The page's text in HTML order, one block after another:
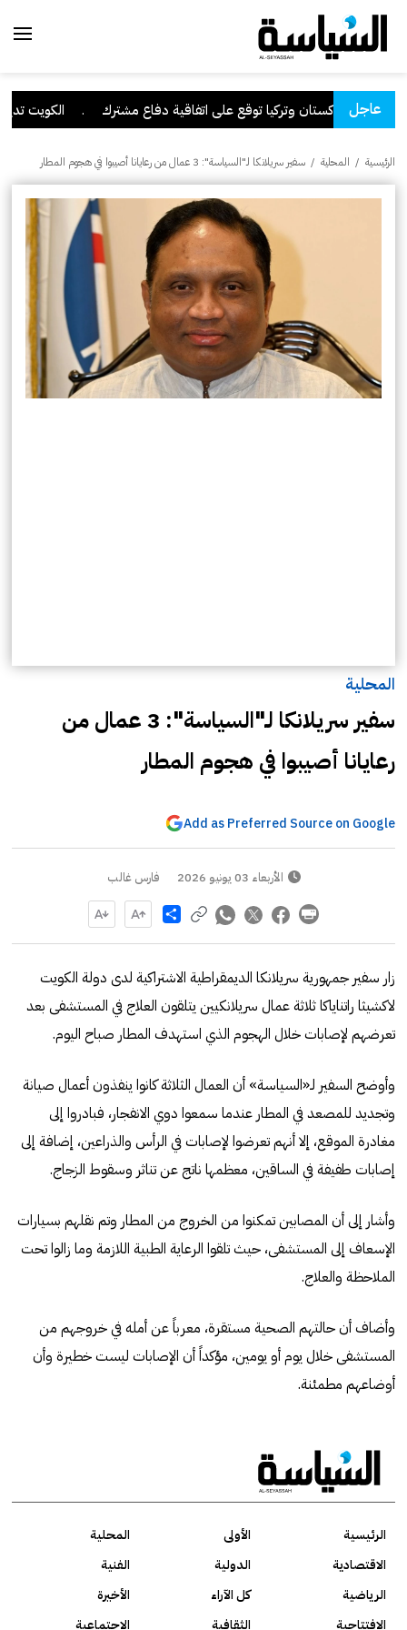
عاجل
وباكستان وتركيا توقع على اتفاقية دفاع مشترك الكويت تدين
الرئيسية / المحلية / سفير سريلانكا لـ"السياسة": 3 عمال من رعايانا أصيبوا في هجوم المطار
المحلية
سفير سريلانكا لـ"السياسة": 3 عمال من
رعايانا أصيبوا في هجوم المطار
Add as Preferred Source on Google
الأربعاء 03 يونيو 2026 فارس غالب
Share
زار سفير جمهورية سريلانكا الديمقراطية الاشتراكية لدى دولة الكويت
لاكشيثا راتناياكا ثلاثة عمال سريلانكيين يتلقون العلاج في المستشفى بعد
تعرضهم لإصابات خلال الهجوم الذي استهدف المطار صباح اليوم.
وأوضح السفير لـ«السياسة» أن العمال الثلاثة كانوا ينفذون أعمال صيانة
وتجديد للمصعد في المطار عندما سمعوا دوي الانفجار، فبادروا إلى
مغادرة الموقع، إلا أنهم تعرضوا لإصابات في الرأس والذراعين، إضافة إلى
إصابات طفيفة في الساقين، معظمها ناتج عن تناثر وسقوط الزجاج.
وأشار إلى أن المصابين تمكنوا من الخروج من المطار وتم نقلهم بسيارات
الإسعاف إلى المستشفى، حيث تلقوا الرعاية الطبية اللازمة وما زالوا تحت
الملاحظة والعلاج.
وأضاف أن حالتهم الصحية مستقرة، معرباً عن أمله في خروجهم من
المستشفى خلال يوم أو يومين، مؤكداً أن الإصابات ليست خطيرة وأن
أوضاعهم مطمئنة.
الرئيسية الأولى
المحلية
الاقتصادية
الدولية
الفنية
الرياضية
كل الآراء
الأخيرة
الافتتاحية
الثقافية الاجتماعية